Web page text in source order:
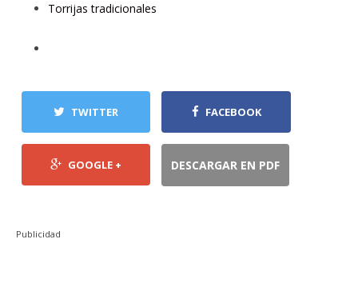
Torrijas tradicionales
TWITTER FACEBOOK
GOOGLE + DESCARGAR EN PDF
Publicidad